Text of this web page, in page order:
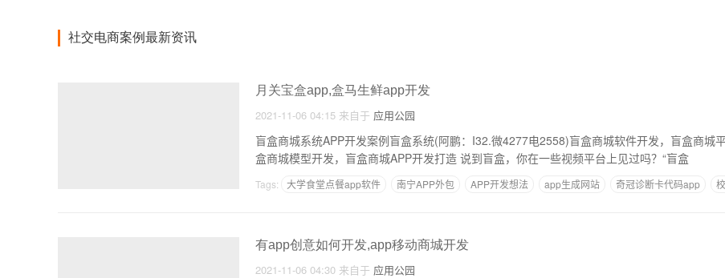
社交电商案例最新资讯
月关宝盒app,盒马生鲜app开发
2021-11-06 04:15 来自于 应用公园
盲盒商城系统APP开发案例盲盒系统(阿鹏：I32.微4277电2558)盲盒商城软件开发，盲盒商城
盒商城模型开发，盲盒商城APP开发打造 说到盲盒，你在一些视频平台上见过吗？“盲盒
Tags: 大学食堂点餐app软件 南宁APP外包 APP开发想法 app生成网站 奇冠诊断卡代码app
有app创意如何开发,app移动商城开发
2021-11-06 04:30 来自于 应用公园